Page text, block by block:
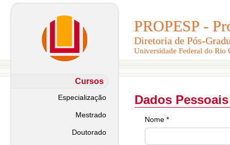
PROPESP -
Diretoria de Pós-
Universidade Federal do Rio
PROPESP -
Diretoria de Pós-
Universidade Federal do Rio
Cursos
Especialização
Mestrado
Doutorado
Dados Pessoais
Nome *